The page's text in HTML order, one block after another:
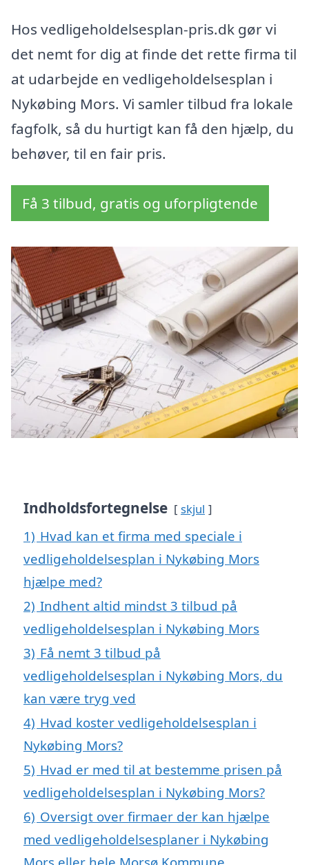
Hos vedligeholdelsesplan-pris.dk gør vi
det nemt for dig at finde det rette firma til
at udarbejde en vedligeholdelsesplan i
Nykøbing Mors. Vi samler tilbud fra lokale
fagfolk, så du hurtigt kan få den hjælp, du
behøver, til en fair pris.
Få 3 tilbud, gratis og uforpligtende
Indholdsfortegnelse skjul
1) Hvad kan et firma med speciale i
vedligeholdelsesplan i Nykøbing Mors
hjælpe med?
2) Indhent altid mindst 3 tilbud på
vedligeholdelsesplan i Nykøbing Mors
3) Få nemt 3 tilbud på
vedligeholdelsesplan i Nykøbing Mors, du
kan være tryg ved
4) Hvad koster vedligeholdelsesplan i
Nykøbing Mors?
5) Hvad er med til at bestemme prisen på
vedligeholdelsesplan i Nykøbing Mors?
6) Oversigt over firmaer der kan hjælpe
med vedligeholdelsesplaner i Nykøbing